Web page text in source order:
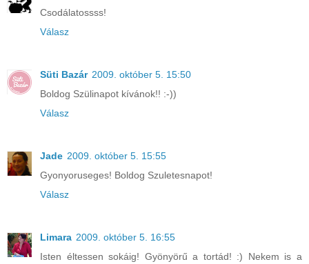
Csodálatossss!
Válasz
Süti Bazár 2009. október 5. 15:50
Boldog Szülinapot kívánok!! :-))
Válasz
Jade 2009. október 5. 15:55
Gyonyoruseges! Boldog Szuletesnapot!
Válasz
Limara 2009. október 5. 16:55
Isten éltessen sokáig! Gyönyörű a tortád! :) Nekem is a